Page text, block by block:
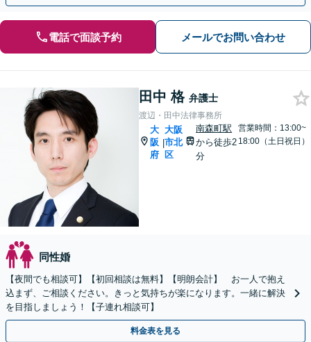
電話で面談予約 メールでお問い合わせ
田中 格 弁護士
渡辺・田中法律事務所
大
阪
府
|
大阪
市北
区
南森町駅
から徒歩2
分
営業時間：13:00~
18:00（土日祝日）
同性婚
【夜間でも相談可】【初回相談は無料】【明朗会計】 お一人で抱え
込まず、ご相談ください。きっと気持ちが楽になります。一緒に解決
を目指しましょう！【子連れ相談可】
料金表を見る